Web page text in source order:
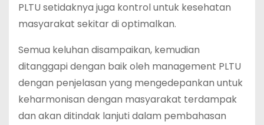
PLTU setidaknya juga kontrol untuk kesehatan
masyarakat sekitar di optimalkan.
Semua keluhan disampaikan, kemudian
ditanggapi dengan baik oleh management PLTU
dengan penjelasan yang mengedepankan untuk
keharmonisan dengan masyarakat terdampak
dan akan ditindak lanjuti dalam pembahasan